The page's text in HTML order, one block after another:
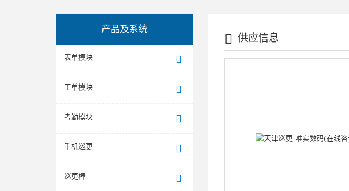
产品及系统
表单模块
工单模块
考勤模块
手机巡更
巡更棒
供应信息